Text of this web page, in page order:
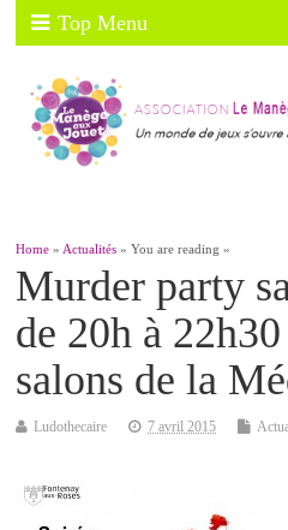
Top Menu
Home » Actualités » You are reading »
Murder party
de 20h à
salons de la
Ludothecaire 7 avril 2015